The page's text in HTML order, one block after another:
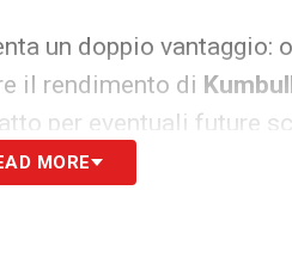
un doppio vantaggio:
il rendimento di
per eventuali future
strategie difensive,
MORE